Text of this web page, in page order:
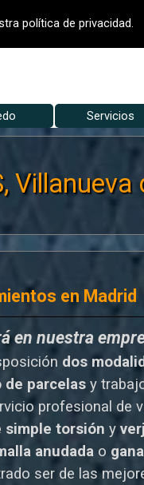
política de privacidad.
▼
Servicios
Villanueva
en Madrid
en nuestra
dos
de parcelas y
profesional de
simple torsión y
anudada o
ser de las